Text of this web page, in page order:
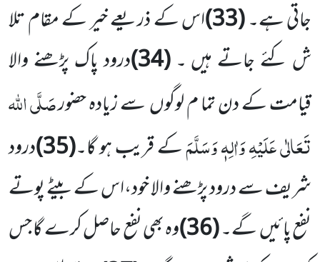
جاتی ہے۔(33)
اس کے ذریعے خیر کے مقام تلا
ش کئے جاتے ہیں ۔(34)
درود پاک پڑھنے والا
قیامت کے دن تما م لوگوں سے زیادہ حضورصَلَّی اللہ
تَعَالٰی عَلَیْہِ وَاٰلِہٖ وَسَلَّمَکے قریب ہو گا۔(35)
درود
شریف سے درود پڑھنے والا خود،اس کے بیٹے پوتے
نفع پائیں گے۔(36)
وہ بھی نفع حاصل کرے گا جس